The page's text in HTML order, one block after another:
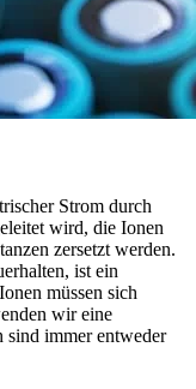
Strom durch
wird, die Ionen
zersetzt werden.
ist ein
müssen sich
wir eine
sind immer entweder